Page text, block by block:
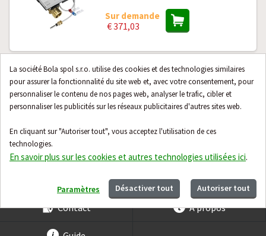
La société Bola spol s.r.o. utilise des cookies et des technologies similaires
pour assurer la fonctionnalité du site web et, avec votre consentement, pour
personnaliser le contenu de nos pages web, analyser le trafic, cibler et
personnaliser les publicités sur les réseaux publicitaires d'autres sites web.
En cliquant sur "Autoriser tout", vous acceptez l'utilisation de ces
technologies.
En savoir plus sur les cookies et autres technologies utilisées ici.
Paramètres Désactiver tout Autoriser tout
Sur demande
€ 371,03
Compteur d’énergie thermique
ENBRA SHARKY 774 DN 20, 2,5 m3/h,
WM-Bus (K3113797)
€ 382,31
Contact À propos